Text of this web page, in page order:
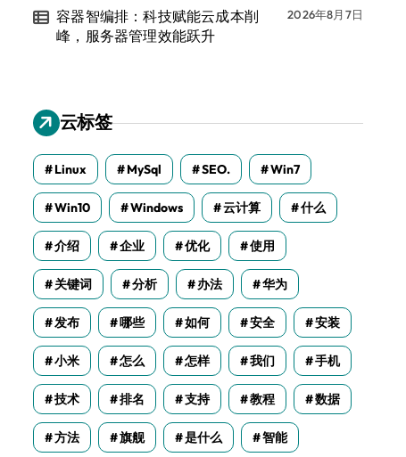
容器智编排：科技赋能云成本削
峰，服务器管理效能跃升
2026年8月7日
云标签
Linux MySql SEO. Win7
Win10 Windows 云计算 什么
介绍 企业 优化 使用
关键词 分析 办法 华为
发布 哪些 如何 安全 安装
小米 怎么 怎样 我们 手机
技术 排名 支持 教程 数据
方法 旗舰 是什么 智能